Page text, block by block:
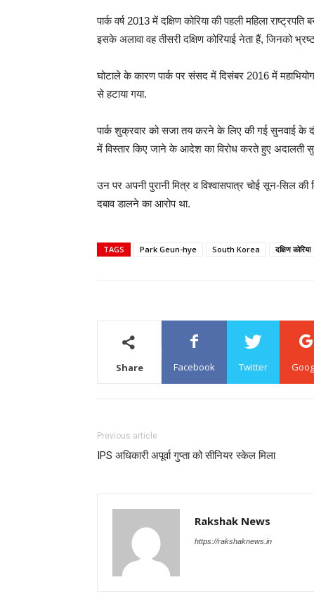
पार्क वर्ष 2013 में दक्षिण कोरिया की पहली महिला
इसके अलावा वह तीसरी दक्षिण कोरियाई नेता हैं, जिनको
घोटाले के कारण पार्क पर संसद में दिसंबर 2016 में
से हटाया गया.
पार्क शुक्रवार को सजा तय करने के लिए की गई सुनवाई के
में विस्तार किए जाने के आदेश का विरोध करते हुए अदालती
उन पर अपनी पुरानी मित्र व विश्वासपात्र चोई सून-सिल
दबाव डालने का आरोप था.
TAGS Park Geun-hye South Korea दक्षिण कोरिया
Share Facebook Twitter
Previous article
IPS अधिकारी अपूर्वा गुप्ता को सीनियर स्केल मिला
Rakshak News
https://rakshaknews.in